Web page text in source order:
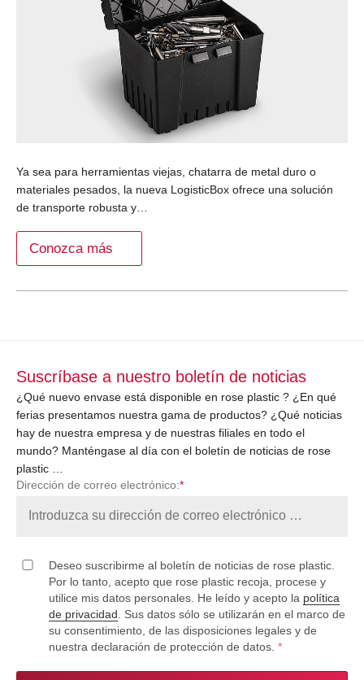
Ya sea para herramientas viejas, chatarra de metal duro o
materiales pesados, la nueva LogisticBox ofrece una solución
de transporte robusta y…
Conozca más
Suscríbase a nuestro boletín de noticias
¿Qué nuevo envase está disponible en rose plastic ? ¿En qué
ferias presentamos nuestra gama de productos? ¿Qué noticias
hay de nuestra empresa y de nuestras filiales en todo el
mundo? Manténgase al día con el boletín de noticias de rose
plastic …
Dirección de correo electrónico:*
Deseo suscribirme al boletín de noticias de rose plastic.
Por lo tanto, acepto que rose plastic recoja, procese y
utilice mis datos personales. He leído y acepto la política
de privacidad . Sus datos sólo se utilizarán en el marco de
su consentimiento, de las disposiciones legales y de
nuestra declaración de protección de datos. *